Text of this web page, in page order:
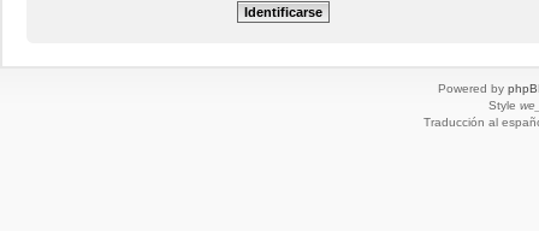
Powered by
Style
Traducción al